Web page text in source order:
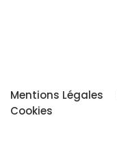
Mentions Légales
Cookies